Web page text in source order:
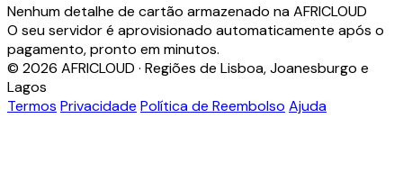
Nenhum detalhe de cartão armazenado na AFRICLOUD
O seu servidor é aprovisionado automaticamente após o
pagamento, pronto em minutos.
© 2026 AFRICLOUD · Regiões de Lisboa, Joanesburgo e
Lagos
Termos Privacidade Política de Reembolso Ajuda